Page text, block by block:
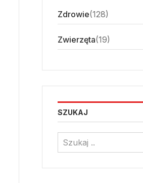
Zdrowie(128)
Zwierzęta(19)
SZUKAJ